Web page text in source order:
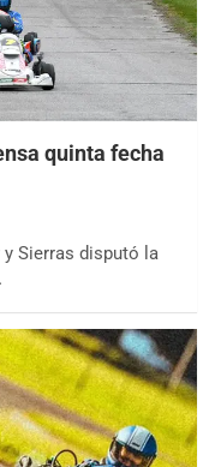
quinta fecha
Sierras disputó la